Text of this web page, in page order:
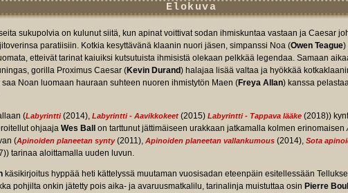
?
Elokuva
sukupolvia on kulunut siitä, kun apinat voittivat sodan ihmiskuntaa vastaan ja Caesar
paratiisiin. Kotkia kesyttävänä klaanin nuori jäsen, simpanssi Noa (Owen Teague)
etteivät tarinat kaiuiksi kutsutuista ihmisistä olekaan pelkkää legendaa. Samaan
gorilla Proximus Caesar (Kevin Durand) halajaa lisää valtaa ja hyökkää
saa Noan luomaan hauraan suhteen nuoren ihmistytön Maen (Freya Allan) kanssa
(Labyrintti(2014), Labyrintti - Aavikkokeet (2015) Labyrintti - Tappava lääke (2018))
ohjaaja Wes Ball on tarttunut jättimäiseen urakkaan jatkamalla kolmen erinomaisen
(Apinoiden planeetan synty(2011), Apinoiden planeetan vallankumous (2014), Sota
tarinaa aloittamalla uuden luvun.
käsikirjoitus hyppää heti kättelyssä muutaman vuosisadan eteenpäin esitellessään
pohjilta onkin jätetty pois aika- ja avaruusmatkalilu, tarinalinja muistuttaa osin Pierre